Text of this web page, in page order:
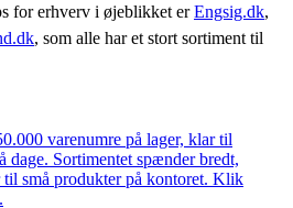
for erhverv i øjeblikket erEngsig.dk,
, som alle har et stort sortiment til
varenumre på lager, klar til
dage. Sortimentet spænder bredt,
små produkter på kontoret. Klik